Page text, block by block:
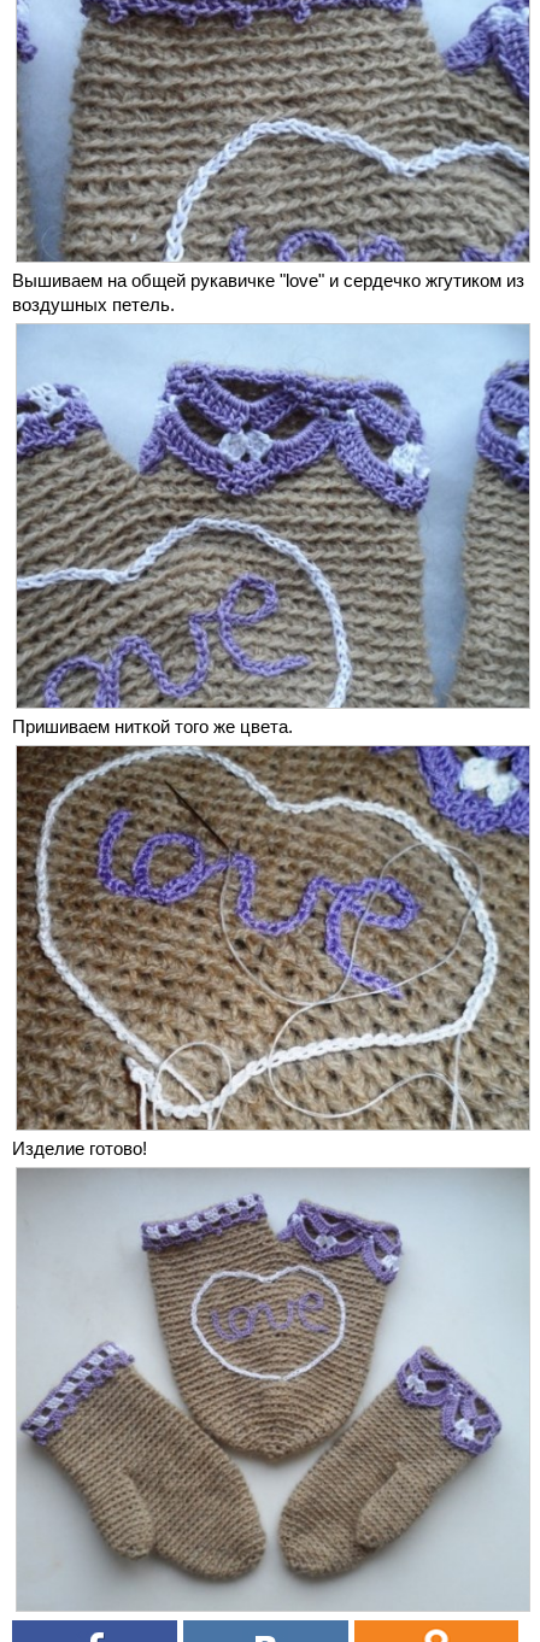
Вышиваем на общей рукавичке "love" и сердечко жгутиком из
воздушных петель.
Пришиваем ниткой того же цвета.
Изделие готово!